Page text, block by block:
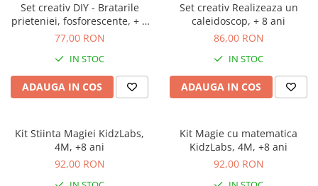
Set creativ DIY - Bratarile
prieteniei, fosforescente, + 5
ani
77,00 RON
IN STOC
ADAUGA IN COS
Set creativ Realizeaza un
caleidoscop, + 8 ani
86,00 RON
IN STOC
ADAUGA IN COS
Kit Stiinta Magiei KidzLabs,
4M, +8 ani
92,00 RON
Kit Magie cu matematica
KidzLabs, 4M, +8 ani
92,00 RON